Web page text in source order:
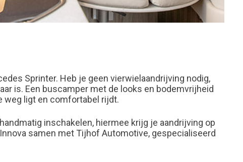
Sprinter. Heb je geen vierwielaandrijving nodig,
is. Een buscamper met de looks en bodemvrijheid
weg ligt en comfortabel rijdt.
inschakelen, hiermee krijg je aandrijving op
samen met Tijhof Automotive, gespecialiseerd